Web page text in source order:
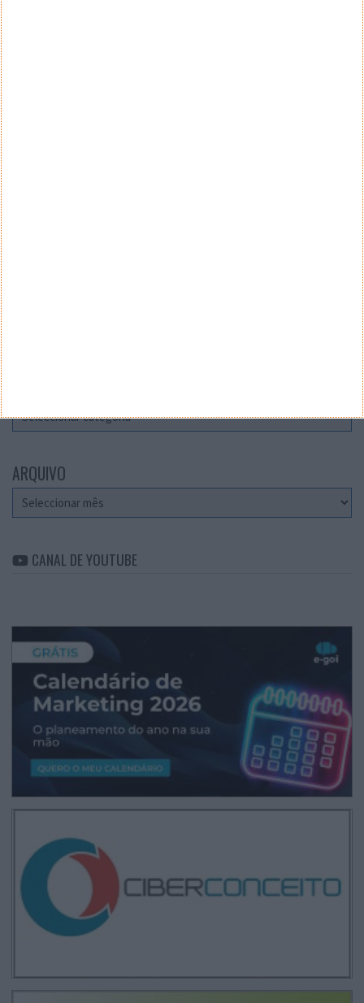
ARQUIVO
Arquivo
CANAL DE YOUTUBE